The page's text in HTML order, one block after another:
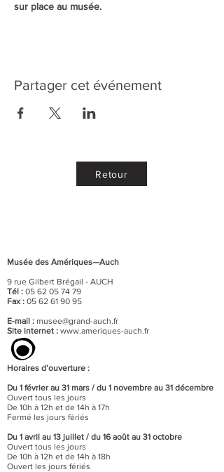
sur place au musée.
Partager cet événement
Retour
Musée des Amériques—Auch
9 rue Gilbert Brégail - AUCH
Tél : 05 62 05 74 79
Fax : 05 62 61 90 95
E-mail : musee@grand-auch.fr
Site internet : www.ameriques-auch.fr
Horaires d’ouverture :
Du 1 février au 31 mars / du 1 novembre au 31 décembre
Ouvert tous les jours
De 10h à 12h et de 14h à 17h
Fermé les jours fériés
Du 1 avril au 13 juillet / du 16 août au 31 octobre
Ouvert tous les jours
De 10h à 12h et de 14h à 18h
Ouvert les jours fériés